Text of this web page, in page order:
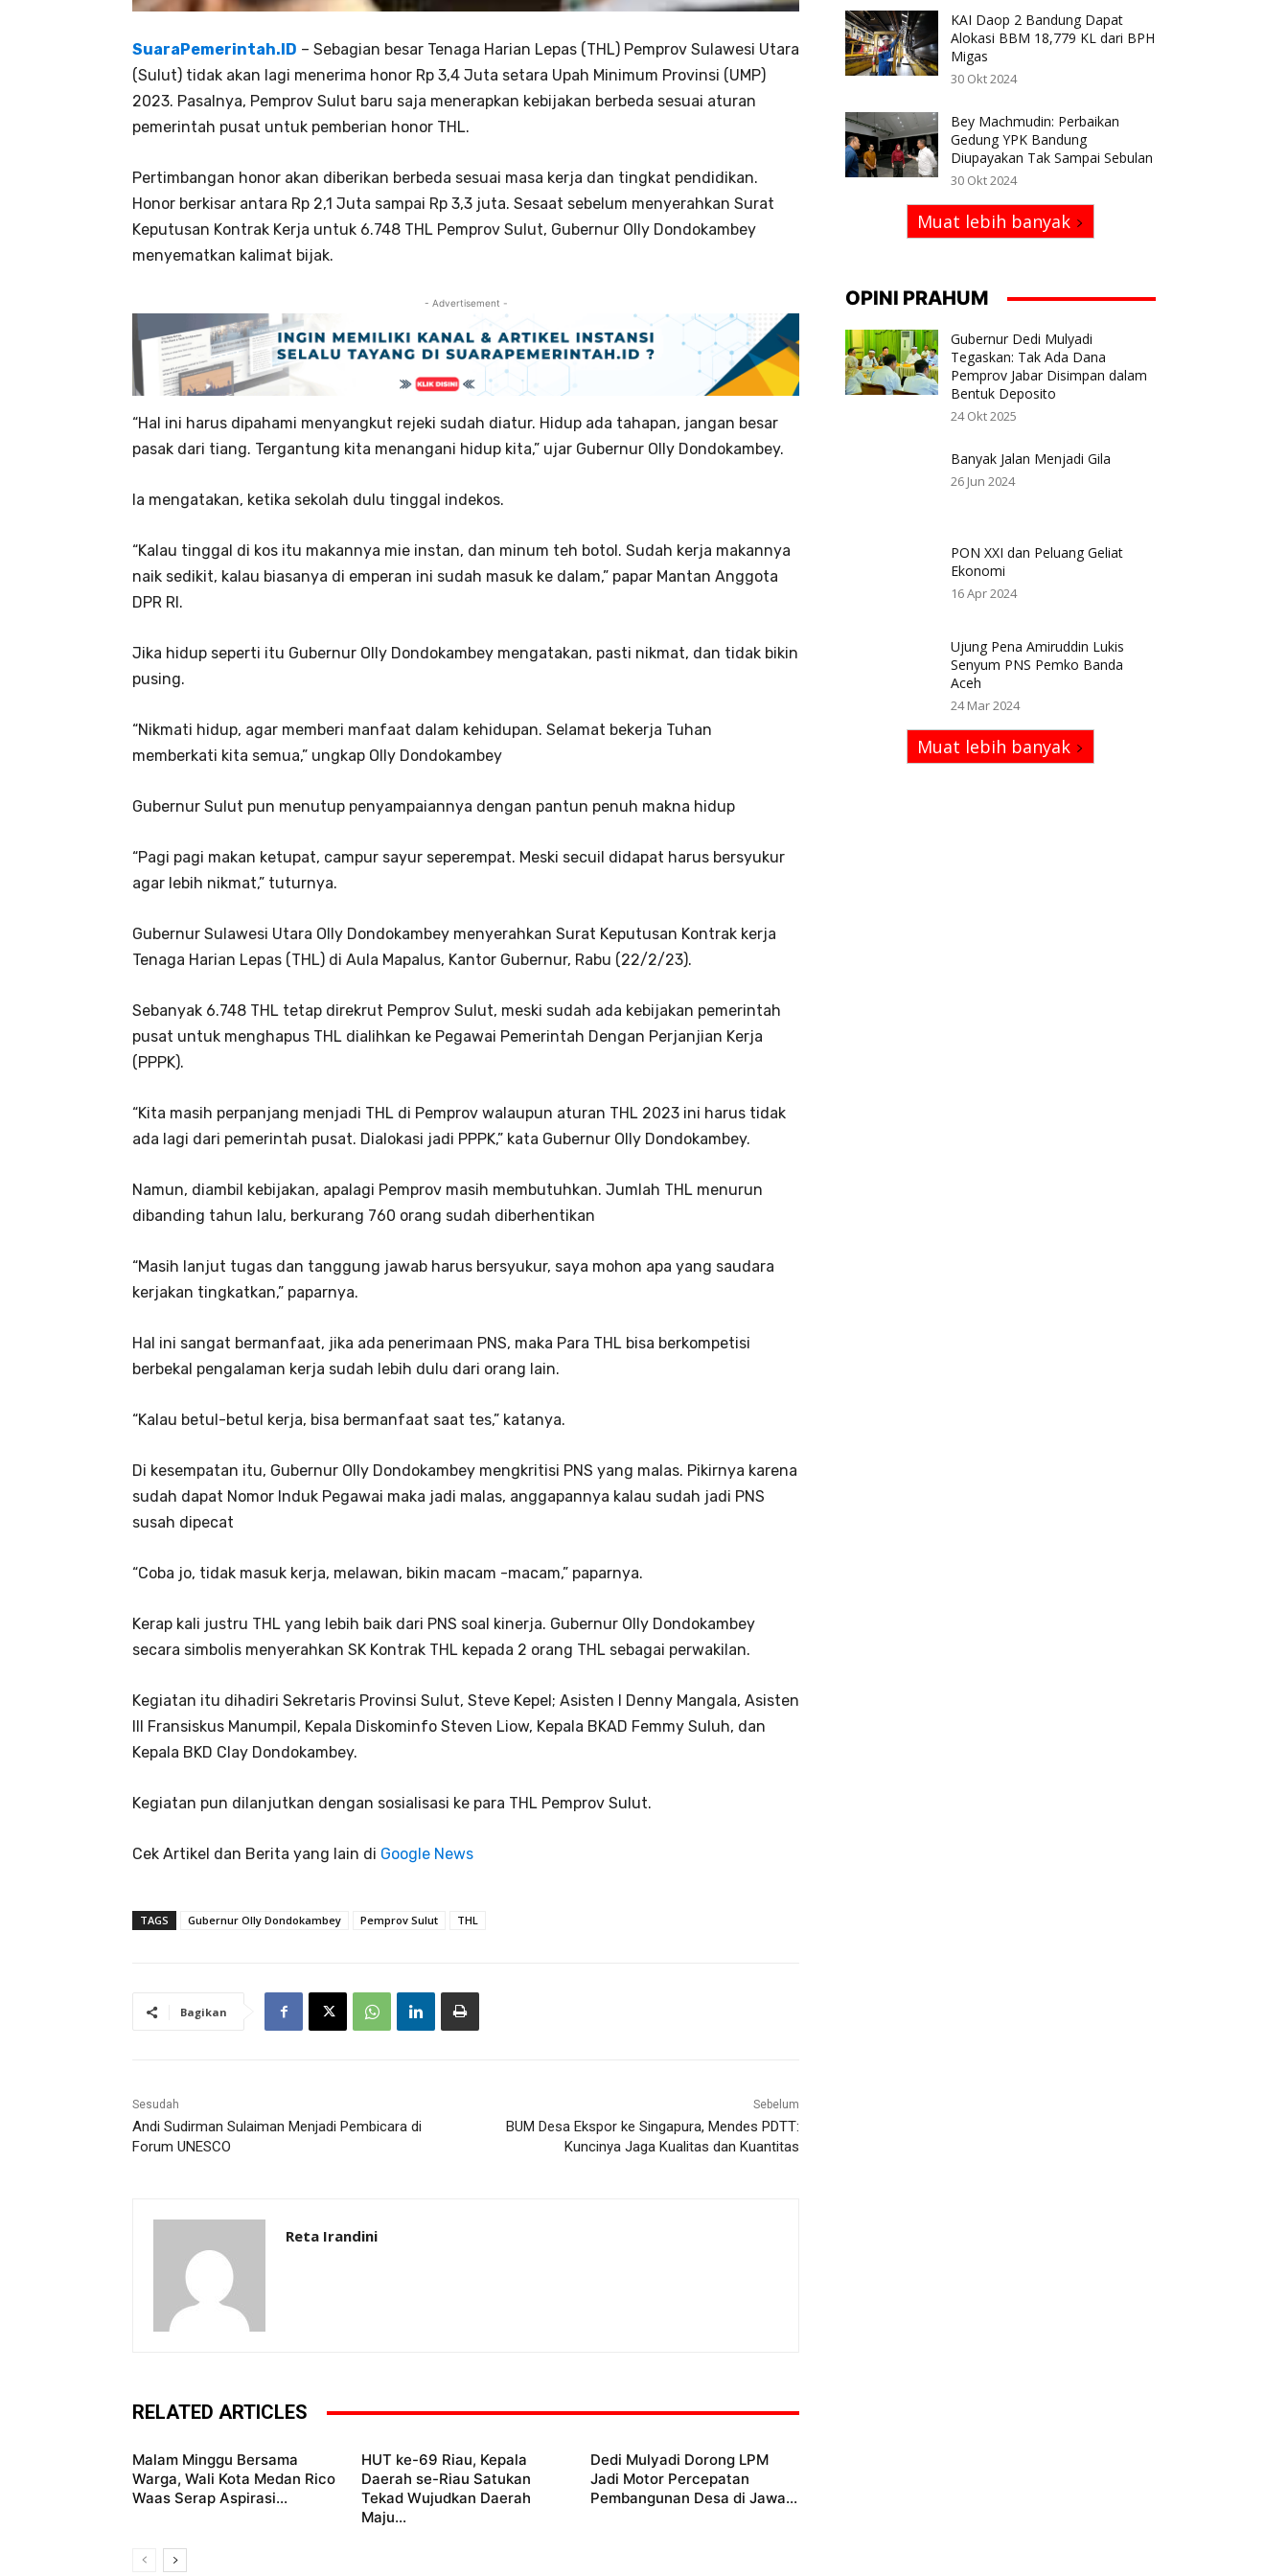
SuaraPemerintah.ID – Sebagian besar Tenaga Harian Lepas (THL) Pemprov Sulawesi Utara
(Sulut) tidak akan lagi menerima honor Rp 3,4 Juta setara Upah Minimum Provinsi (UMP)
2023. Pasalnya, Pemprov Sulut baru saja menerapkan kebijakan berbeda sesuai aturan
pemerintah pusat untuk pemberian honor THL.
Pertimbangan honor akan diberikan berbeda sesuai masa kerja dan tingkat pendidikan.
Honor berkisar antara Rp 2,1 Juta sampai Rp 3,3 juta. Sesaat sebelum menyerahkan Surat
Keputusan Kontrak Kerja untuk 6.748 THL Pemprov Sulut, Gubernur Olly Dondokambey
menyematkan kalimat bijak.
- Advertisement -
“Hal ini harus dipahami menyangkut rejeki sudah diatur. Hidup ada tahapan, jangan besar
pasak dari tiang. Tergantung kita menangani hidup kita,” ujar Gubernur Olly Dondokambey.
Ia mengatakan, ketika sekolah dulu tinggal indekos.
“Kalau tinggal di kos itu makannya mie instan, dan minum teh botol. Sudah kerja makannya
naik sedikit, kalau biasanya di emperan ini sudah masuk ke dalam,” papar Mantan Anggota
DPR RI.
Jika hidup seperti itu Gubernur Olly Dondokambey mengatakan, pasti nikmat, dan tidak bikin
pusing.
“Nikmati hidup, agar memberi manfaat dalam kehidupan. Selamat bekerja Tuhan
memberkati kita semua,” ungkap Olly Dondokambey
Gubernur Sulut pun menutup penyampaiannya dengan pantun penuh makna hidup
“Pagi pagi makan ketupat, campur sayur seperempat. Meski secuil didapat harus bersyukur
agar lebih nikmat,” tuturnya.
Gubernur Sulawesi Utara Olly Dondokambey menyerahkan Surat Keputusan Kontrak kerja
Tenaga Harian Lepas (THL) di Aula Mapalus, Kantor Gubernur, Rabu (22/2/23).
Sebanyak 6.748 THL tetap direkrut Pemprov Sulut, meski sudah ada kebijakan pemerintah
pusat untuk menghapus THL dialihkan ke Pegawai Pemerintah Dengan Perjanjian Kerja
(PPPK).
“Kita masih perpanjang menjadi THL di Pemprov walaupun aturan THL 2023 ini harus tidak
ada lagi dari pemerintah pusat. Dialokasi jadi PPPK,” kata Gubernur Olly Dondokambey.
Namun, diambil kebijakan, apalagi Pemprov masih membutuhkan. Jumlah THL menurun
dibanding tahun lalu, berkurang 760 orang sudah diberhentikan
“Masih lanjut tugas dan tanggung jawab harus bersyukur, saya mohon apa yang saudara
kerjakan tingkatkan,” paparnya.
Hal ini sangat bermanfaat, jika ada penerimaan PNS, maka Para THL bisa berkompetisi
berbekal pengalaman kerja sudah lebih dulu dari orang lain.
“Kalau betul-betul kerja, bisa bermanfaat saat tes,” katanya.
Di kesempatan itu, Gubernur Olly Dondokambey mengkritisi PNS yang malas. Pikirnya karena
sudah dapat Nomor Induk Pegawai maka jadi malas, anggapannya kalau sudah jadi PNS
susah dipecat
“Coba jo, tidak masuk kerja, melawan, bikin macam -macam,” paparnya.
Kerap kali justru THL yang lebih baik dari PNS soal kinerja. Gubernur Olly Dondokambey
secara simbolis menyerahkan SK Kontrak THL kepada 2 orang THL sebagai perwakilan.
Kegiatan itu dihadiri Sekretaris Provinsi Sulut, Steve Kepel; Asisten I Denny Mangala, Asisten
III Fransiskus Manumpil, Kepala Diskominfo Steven Liow, Kepala BKAD Femmy Suluh, dan
Kepala BKD Clay Dondokambey.
Kegiatan pun dilanjutkan dengan sosialisasi ke para THL Pemprov Sulut.
Cek Artikel dan Berita yang lain di Google News
TAGS Gubernur Olly Dondokambey Pemprov Sulut THL
Bagikan
Sesudah
Andi Sudirman Sulaiman Menjadi Pembicara di
Forum UNESCO
Sebelum
BUM Desa Ekspor ke Singapura, Mendes PDTT:
Kuncinya Jaga Kualitas dan Kuantitas
Reta Irandini
RELATED ARTICLES
Malam Minggu Bersama
Warga, Wali Kota Medan Rico
Waas Serap Aspirasi...
HUT ke-69 Riau, Kepala
Daerah se-Riau Satukan
Tekad Wujudkan Daerah
Maju...
Dedi Mulyadi Dorong LPM
Jadi Motor Percepatan
Pembangunan Desa di Jawa...
KAI Daop 2 Bandung Dapat
Alokasi BBM 18,779 KL dari BPH
Migas
30 Okt 2024
Bey Machmudin: Perbaikan
Gedung YPK Bandung
Diupayakan Tak Sampai Sebulan
30 Okt 2024
Muat lebih banyak
OPINI PRAHUM
Gubernur Dedi Mulyadi
Tegaskan: Tak Ada Dana
Pemprov Jabar Disimpan dalam
Bentuk Deposito
24 Okt 2025
Banyak Jalan Menjadi Gila
26 Jun 2024
PON XXI dan Peluang Geliat
Ekonomi
16 Apr 2024
Ujung Pena Amiruddin Lukis
Senyum PNS Pemko Banda
Aceh
24 Mar 2024
Muat lebih banyak